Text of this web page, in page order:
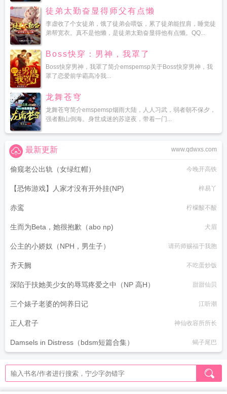
徒弟太勤奋显得师父有点懒
李虚收了个女徒弟，饿了徒弟会喂饭，累了徒弟能捏肩，睡觉徒
弟帮宽衣。真不是他懒，是徒弟太勤奋显得他有点懒。QQ...
Boss快穿：男神，我罩了
Boss快穿男神，我罩了简介emspemsp关于Boss快穿男神，我
罩了恋爱前学霸高冷我...
龙舞苍穹
龙舞苍穹简介emspemsp烟雨大陆，人人习武，弱者朝不保夕，
强者翻山倒海。身世成迷的苏逆夜，带着一门...
www.qdwxs.com
最新更新
偷窥老公出轨（女绿红帽） 今晚开高铁
【恐怖游戏】人家才没有开外挂(NP) 梓易丫
赤鸾 柠檬酸不酸
生而为Beta，她很抱歉（abo np) 犬眉
公主的小娇奴（NPH，男生子） 请药师赐福于我胞
齐天阙 不吃蛋炒饭
深陷于扶她美少女的辱骂疼爱之中（NP 高H） 甜甜仙贝
三个婊子老婆的饲养日记 江听潮
正人君子 神仙收容所所长
Damsels in Distress（bdsm短篇合集） 蝎子尾巴